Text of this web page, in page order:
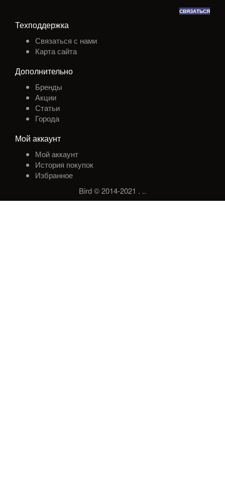
СВЯЗАТЬСЯ
Техподдержка
Связаться с нами
Карта сайта
Дополнительно
Бренды
Акции
Статьи
Города
Мой аккаунт
Мой аккаунт
История покупок
Избранное
Bird © 2014-2021 . ..